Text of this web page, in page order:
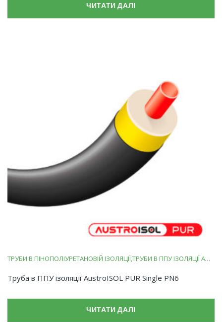
ЧИТАТИ ДАЛІ
ТРУБИ В ПІНОПОЛІУРЕТАНОВІЙ ІЗОЛЯЦІЇТРУБИ В ППУ ІЗОЛЯЦІЇ AUSTROISOL PUR
Труба в ППУ ізоляції AustroISOL PUR Single PN6
ЧИТАТИ ДАЛІ